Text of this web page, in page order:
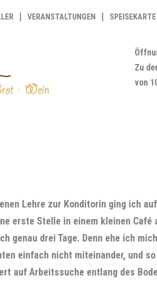
VERANSTALTUNGEN SPEISEKARTE
Zu
von
Lehre zur Konditorin ging ich
erste Stelle in einem kleinen Café
genau drei Tage. Denn ehe ich
einfach nicht miteinander, und
auf Arbeitssuche entlang des